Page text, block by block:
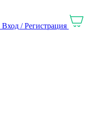
Вход / Регистрация